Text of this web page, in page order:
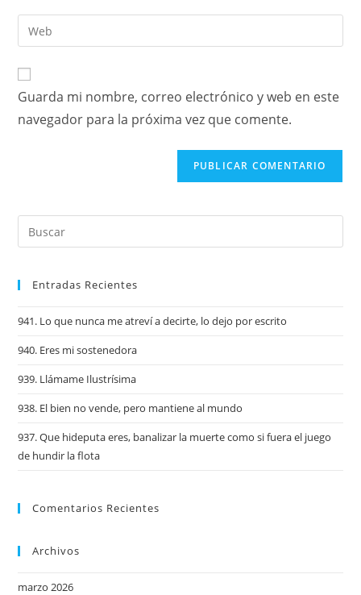
Guarda mi nombre, correo electrónico y web en este
navegador para la próxima vez que comente.
Entradas Recientes
941. Lo que nunca me atreví a decirte, lo dejo por escrito
940. Eres mi sostenedora
939. Llámame Ilustrísima
938. El bien no vende, pero mantiene al mundo
937. Que hideputa eres, banalizar la muerte como si fuera el juego
de hundir la flota
Comentarios Recientes
Archivos
marzo 2026